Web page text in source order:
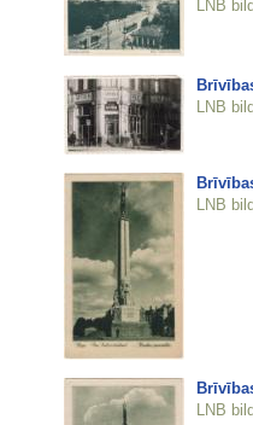
LNB
LNB
LNB
LNB